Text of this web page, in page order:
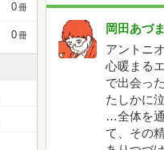
岡田あづま
アントニ
心暖まる
で出会っ
たしかに
…全体を
て、その
0冊
0冊